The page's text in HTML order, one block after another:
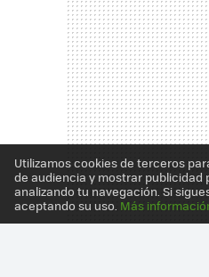
Utilizamos cookies de terceros
de audiencia y mostrar publicidad
analizando tu navegación. Si
aceptando su uso. Más